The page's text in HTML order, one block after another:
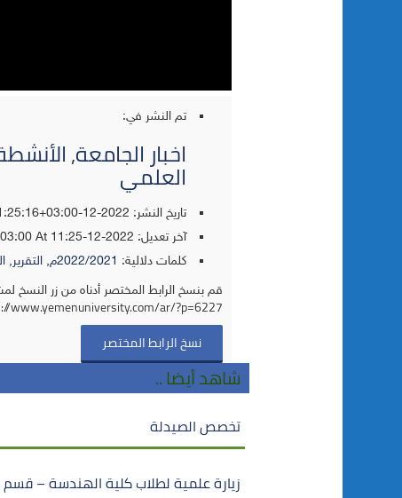
تم النشر في:
اخبار الجامعة,
العلمي
تاريخ النشر: 2022-12-10T11:25:16+03:00
آخر تعديل: 2022-12-10T11:25:19+03:00
At 11:25 ص
كلمات دلالية: 2022/2021م ,التقرير,
قم بنسخ الرابط المختصر أدناه من زر النسخ
www.yemenuniversity.com/ar/?p=6227
نسخ الرابط المختصر
شاهد أيضا ..
تخصص الصيدلة
زيارة علمية لطلاب كلية الهندسة –